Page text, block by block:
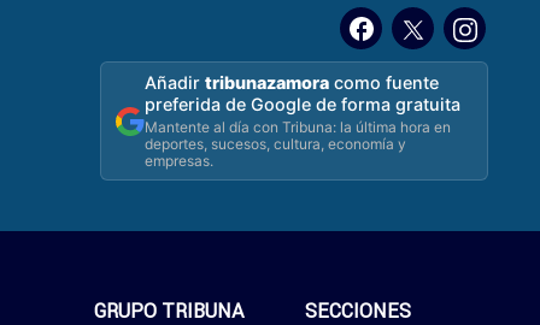
Añadirtribunazamora como fuente
preferida de Google de forma gratuita
Mantente al día con Tribuna: la última hora en
deportes, sucesos, cultura, economía y
empresas.
SECCIONES
GRUPO TRIBUNA